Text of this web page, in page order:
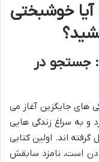
خوشبختی
جستجو در
های جایگزین آغاز می
و به سراغ زندگی هایی
اند. اولین کتابی
دن است، نامزد سابقش